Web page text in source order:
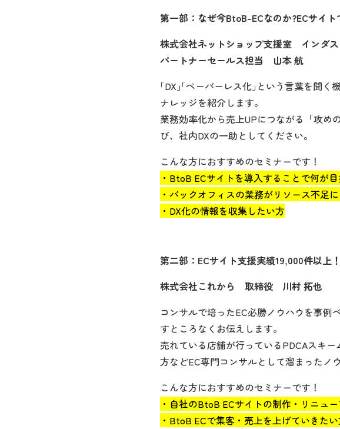
第一部：なぜ今BtoB-ECなのか?ECサイ
株式会社ネットショップ支援室 インダ
パートナーセールス担当 山本 航
｢DX｣｢ペーパーレス化｣という言葉を聞
ナレッジを紹介します。
業務効率化から売上UPにつながる「攻め
び、社内DXの一助としてください。
こんな方におすすめのセミナーです！
・BtoB ECサイトを導入することで何が
・バックオフィスの業務がリソース不足
・DX化の情報を収集したい方
第二部：ECサイト支援実績19,000件以上
株式会社これから 取締役 川村 拓也
コンサルで培ったEC必勝ノウハウを事
すところなくお伝えします。
売れている店舗が行っているPDCAスキ
方などEC専門コンサルとして溜まったノ
こんな方におすすめのセミナーです！
・自社のBtoB ECサイトの制作・リニュ
・BtoB ECで集客・売上を上げていきた